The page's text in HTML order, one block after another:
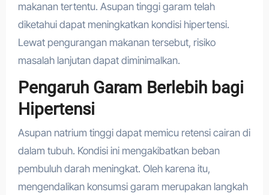
makanan tertentu. Asupan tinggi garam telah
diketahui dapat meningkatkan kondisi hipertensi.
Lewat pengurangan makanan tersebut, risiko
masalah lanjutan dapat diminimalkan.
Pengaruh Garam Berlebih bagi
Hipertensi
Asupan natrium tinggi dapat memicu retensi cairan di
dalam tubuh. Kondisi ini mengakibatkan beban
pembuluh darah meningkat. Oleh karena itu,
mengendalikan konsumsi garam merupakan langkah